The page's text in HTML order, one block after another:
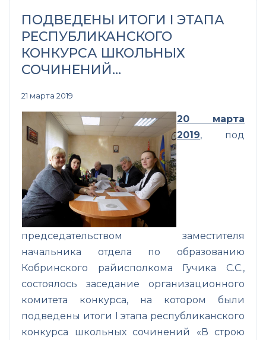
ПОДВЕДЕНЫ ИТОГИ I ЭТАПА
РЕСПУБЛИКАНСКОГО
КОНКУРСА ШКОЛЬНЫХ
СОЧИНЕНИЙ…
21 марта 2019
20 марта
2019, под
председательством заместителя
начальника отдела по образованию
Кобринского райисполкома Гучика С.С.,
состоялось заседание организационного
комитета конкурса, на котором были
подведены итоги I этапа республиканского
конкурса школьных сочинений «В строю